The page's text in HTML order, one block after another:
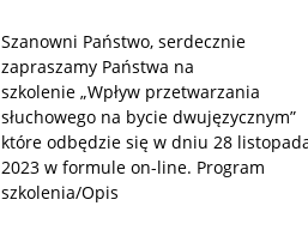
Szanowni Państwo, serdecznie
zapraszamy Państwa na
szkolenie „Wpływ przetwarzania
słuchowego na bycie dwujęzycznym”
które odbędzie się w dniu 28
2023 w formule on-line. Program
szkolenia/Opis